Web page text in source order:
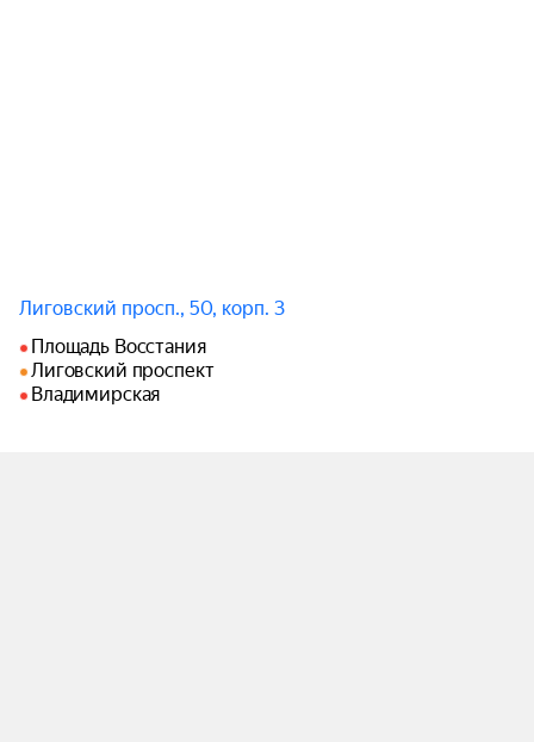
Лиговский просп., 50, корп. 3
Площадь Восстания
Лиговский проспект
Владимирская